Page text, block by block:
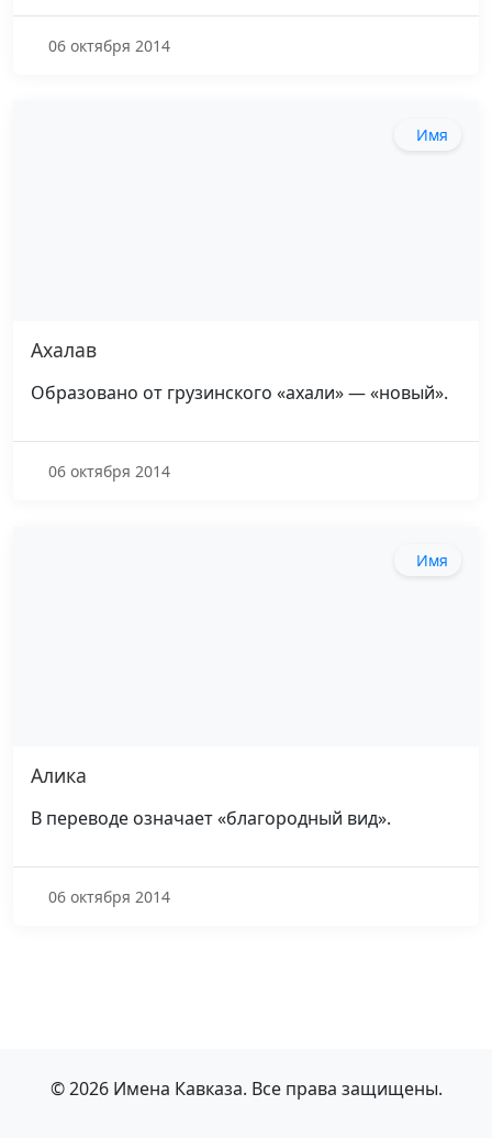
06 октября 2014
Имя
Ахалав
Образовано от грузинского «ахали» — «новый».
06 октября 2014
Имя
Алика
В переводе означает «благородный вид».
06 октября 2014
© 2026 Имена Кавказа. Все права защищены.